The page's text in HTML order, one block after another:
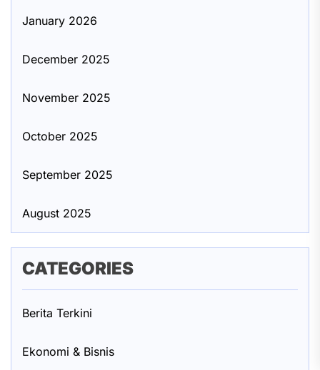
January 2026
December 2025
November 2025
October 2025
September 2025
August 2025
CATEGORIES
Berita Terkini
Ekonomi & Bisnis